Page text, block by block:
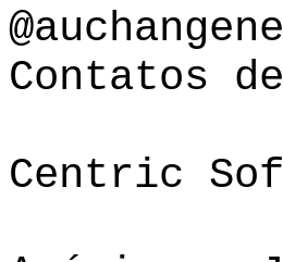
Contatos
Centric